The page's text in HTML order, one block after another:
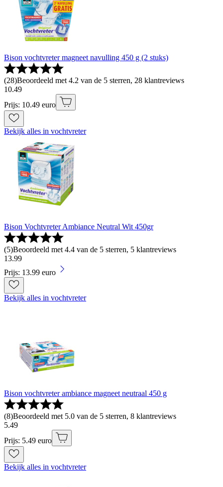
Bison vochtvreter magneet navulling 450 g (2 stuks)
(28)Beoordeeld met 4.2 van de 5 sterren, 28 klantreviews
10.49
Prijs: 10.49 euro
Bekijk alles in vochtvreter
Bison Vochtvreter Ambiance Neutral Wit 450gr
(5)Beoordeeld met 4.4 van de 5 sterren, 5 klantreviews
13.99
Prijs: 13.99 euro
Bekijk alles in vochtvreter
Bison vochtvreter ambiance magneet neutraal 450 g
(8)Beoordeeld met 5.0 van de 5 sterren, 8 klantreviews
5.49
Prijs: 5.49 euro
Bekijk alles in vochtvreter